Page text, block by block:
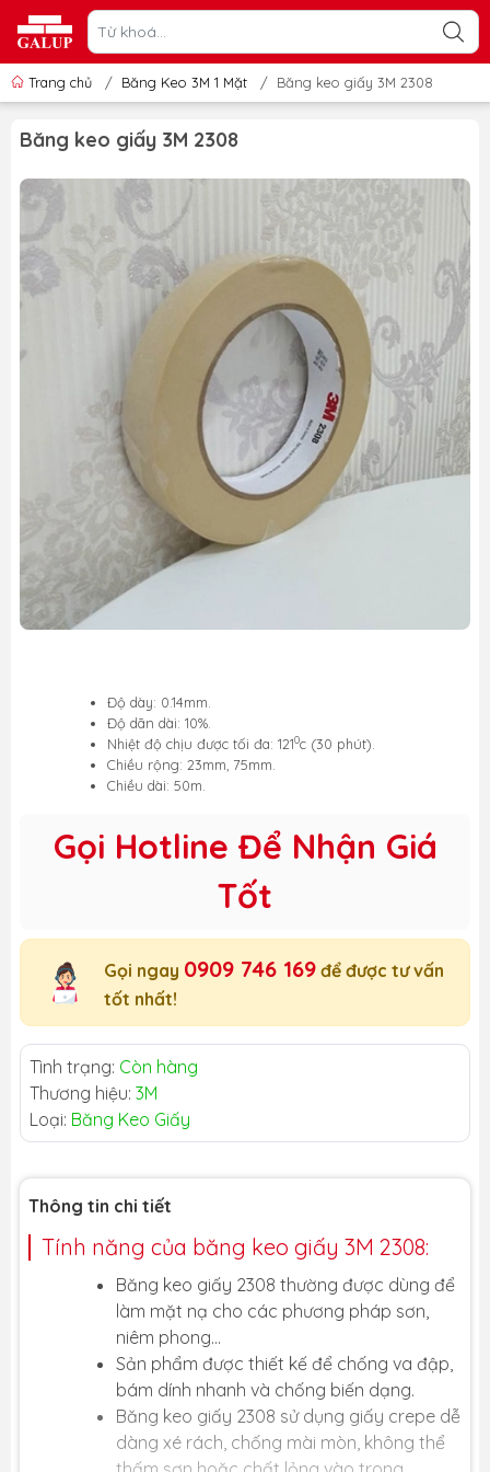
Trang chủ / Băng Keo 3M 1 Mặt / Băng keo giấy 3M 2308
Băng keo giấy 3M 2308
Độ dày: 0.14mm.
Độ dãn dài: 10%.
Nhiệt độ chịu được tối đa: 1210c (30 phút).
Chiều rộng: 23mm, 75mm.
Chiều dài: 50m.
Gọi Hotline Để Nhận Giá
Tốt
Gọi ngay 0909 746 169 để được tư vấn
tốt nhất!
Tình trạng: Còn hàng
Thương hiệu: 3M
Loại: Băng Keo Giấy
Thông tin chi tiết
Tính năng của băng keo giấy 3M 2308:
Băng keo giấy 2308 thường được dùng để
làm mặt nạ cho các phương pháp sơn,
niêm phong...
Sản phẩm được thiết kế để chống va đập,
bám dính nhanh và chống biến dạng.
Băng keo giấy 2308 sử dụng giấy crepe dễ
dàng xé rách, chống mài mòn, không thể